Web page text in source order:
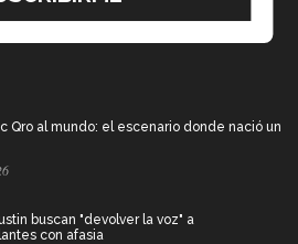
Qro al mundo: el escenario donde nació un
buscan "devolver la voz" a
con afasia